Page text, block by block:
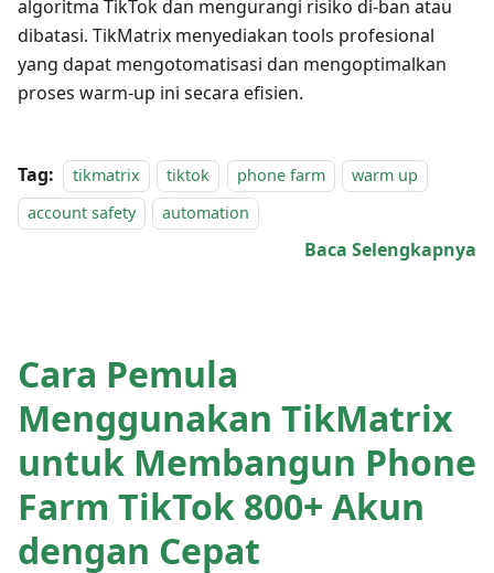
algoritma TikTok dan mengurangi risiko di-ban atau
dibatasi. TikMatrix menyediakan tools profesional
yang dapat mengotomatisasi dan mengoptimalkan
proses warm-up ini secara efisien.
Tag: tikmatrix tiktok phone farm
warm up
account safety
automation
Baca Selengkapnya
Cara Pemula
Menggunakan TikMatrix
untuk Membangun Phone
Farm TikTok 800+ Akun
dengan Cepat